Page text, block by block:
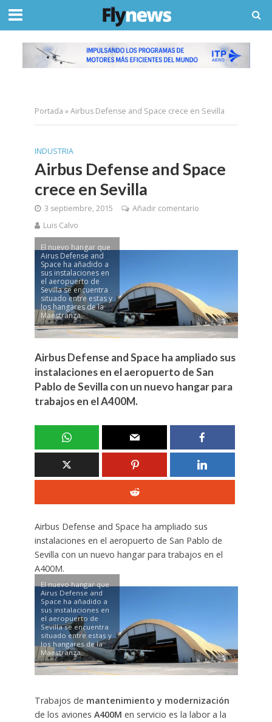
Portada »Airbus Defense and Space crece en Sevilla
INDUSTRIA
Airbus Defense and Space
crece en Sevilla
3 septiembre, 2015
Añadir comentario
Luis Calvo
El nuevo hangar que
Airus Defense and
Space ha añadido a
sus instalaciones en
el aeropuerto de
Sevilla se encuentra
situado entre estas y
los hangares de la
Maestranza.
Airbus Defense and Space ha ampliado sus
instalaciones en el aeropuerto de San
Pablo de Sevilla con un nuevo hangar para
trabajos en el A400M.
Airbus Defense and Space ha ampliado sus
instalaciones en el aeropuerto de San Pablo de
Sevilla con un nuevo hangar para trabajos en el
A400M.
El nuevo hangar que
Airus Defense and
Space ha añadido a
sus instalaciones en
el aeropuerto de
Sevilla se encuentra
situado entre estas y
los hangares de la
Maestranza.
Trabajos de mantenimiento y modernización
de los aviones A400M en servicio es la labor a la